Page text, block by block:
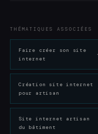
THÉMATIQUES ASSOCIÉES
Faire créer son site
internet
Création site internet
pour artisan
Site internet artisan
du bâtiment